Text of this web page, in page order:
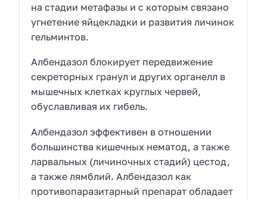
на стадии метафазы и с которым связано
угнетение яйцекладки и развития личинок
гельминтов.
Албендазол блокирует передвижение
секреторных гранул и других органелл в
мышечных клетках круглых червей,
обуславливая их гибель.
Албендазол эффективен в отношении
большинства кишечных нематод, а также
ларвальных (личиночных стадий) цестод,
а также лямблий. Албендазол как
противопаразитарный препарат обладает